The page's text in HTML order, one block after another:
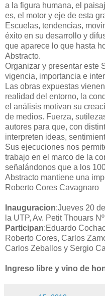
a la figura humana, el
es, el motor y eje de esta
Escuelas, tendencias,
éxito en su desarrollo y
que aparece lo que hasta
Abstracto.
Organizar y presentar este
vigencia, importancia e
Las obras expuestas
realidad del entorno, la
el análisis motivan su
de medios. Fuerza,
autores para que, con
interpreten ideas,
Sus ejecuciones nos
trabajo en el marco de la
señalándonos que a los
Abstracto mantiene una
Roberto Cores Cavagnaro
Inauguracion:Jueves 20
la UTP, Av. Petit Thouars
Participan:Eduardo
Roberto Cores, Carlos
Carlos Zeballos y Sergio
Ingreso libre y vino de